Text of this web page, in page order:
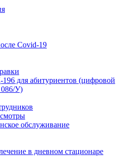
Covid-19
для абитуриентов (цифровой
086/У)
обслуживание
в дневном стационаре